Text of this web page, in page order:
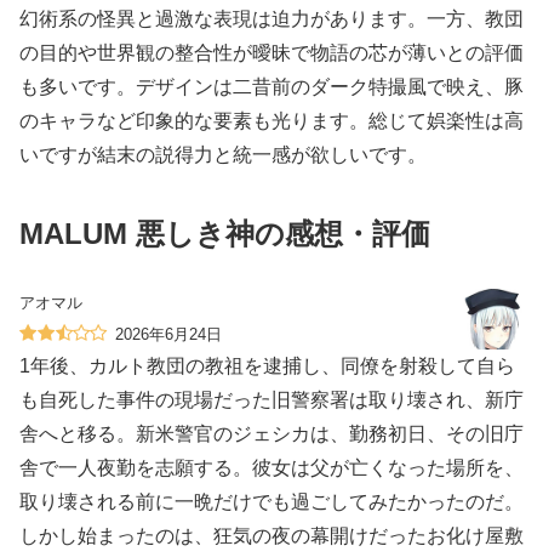
幻術系の怪異と過激な表現は迫力があります。一方、教団
の目的や世界観の整合性が曖昧で物語の芯が薄いとの評価
も多いです。デザインは二昔前のダーク特撮風で映え、豚
のキャラなど印象的な要素も光ります。総じて娯楽性は高
いですが結末の説得力と統一感が欲しいです。
MALUM 悪しき神の感想・評価
アオマル
2026年6月24日
1年後、カルト教団の教祖を逮捕し、同僚を射殺して自ら
も自死した事件の現場だった旧警察署は取り壊され、新庁
舎へと移る。新米警官のジェシカは、勤務初日、その旧庁
舎で一人夜勤を志願する。彼女は父が亡くなった場所を、
取り壊される前に一晩だけでも過ごしてみたかったのだ。
しかし始まったのは、狂気の夜の幕開けだったお化け屋敷